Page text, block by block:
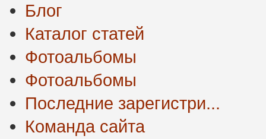
Блог
Каталог статей
Фотоальбомы
Фотоальбомы
Последние зарегистри...
Команда сайта